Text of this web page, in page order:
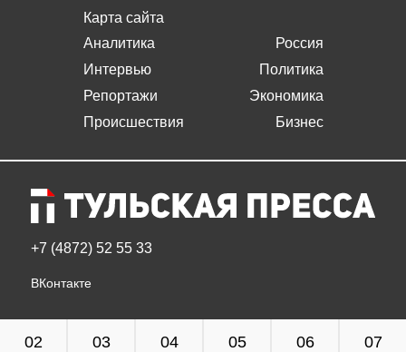
Карта сайта
Аналитика
Интервью
Репортажи
Происшествия
Россия
Политика
Экономика
Бизнес
+7 (4872) 52 55 33
ВКонтакте
02 03 04 05 06 07